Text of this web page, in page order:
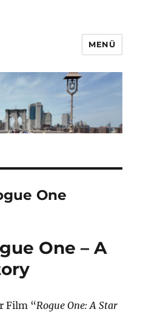
MENÜ
One
One – A
Film “Rogue One: A Star